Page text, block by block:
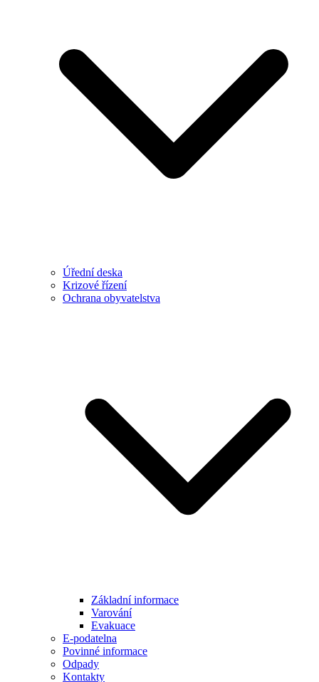
Úřední deska
Krizové řízení
Ochrana obyvatelstva
Základní informace
Varování
Evakuace
E-podatelna
Povinné informace
Odpady
Kontakty